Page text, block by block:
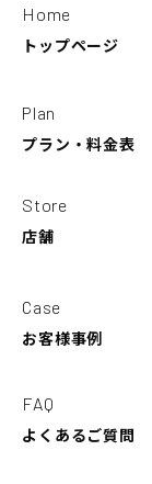
Home
トップページ
Plan
プラン・料金表
Store
店舗
Case
お客様事例
FAQ
よくあるご質問